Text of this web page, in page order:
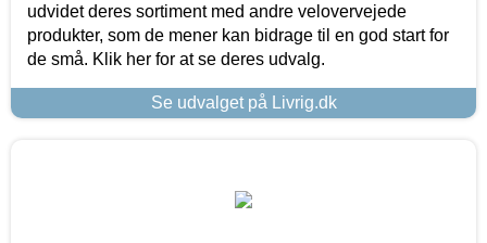
udvidet deres sortiment med andre velovervejede
produkter, som de mener kan bidrage til en god start for
de små. Klik her for at se deres udvalg.
Se udvalget på Livrig.dk